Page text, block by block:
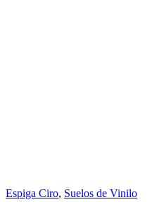
Espiga Ciro, Suelos de Vinilo